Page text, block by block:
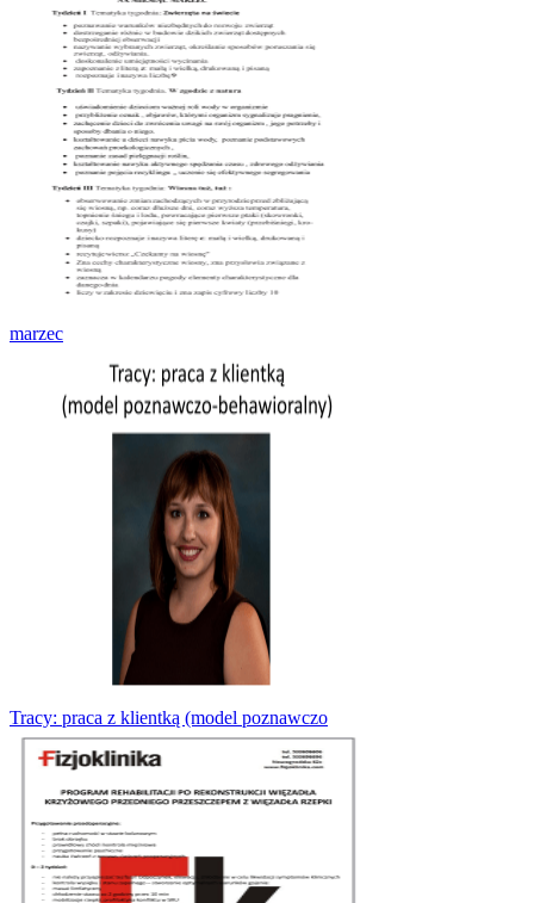
marzec
Tracy: praca z klientką (model poznawczo